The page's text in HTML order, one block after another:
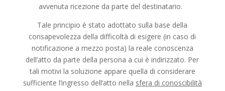
avvenuta ricezione da parte del destinatario.
Tale principio è stato adottato sulla base della
consapevolezza della difficoltà di esigere (in caso di
notificazione a mezzo posta) la reale conoscenza
dell’atto da parte della persona a cui è indirizzato. Per
tali motivi la soluzione appare quella di considerare
sufficiente l’ingresso dell’atto nella sfera di conoscibilità